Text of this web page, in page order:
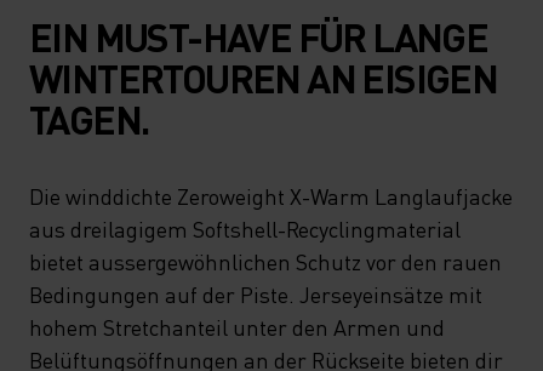
EIN MUST-HAVE FÜR LANGE
WINTERTOUREN AN EISIGEN
TAGEN.
Die winddichte Zeroweight X-Warm Langlaufjacke
aus dreilagigem Softshell-Recyclingmaterial
bietet aussergewöhnlichen Schutz vor den rauen
Bedingungen auf der Piste. Jerseyeinsätze mit
hohem Stretchanteil unter den Armen und
Belüftungsöffnungen an der Rückseite bieten dir